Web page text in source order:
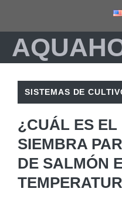
contenido
SISTEMAS DE
¿CUÁL ES EL
SIEMBRA
DE SALMÓN